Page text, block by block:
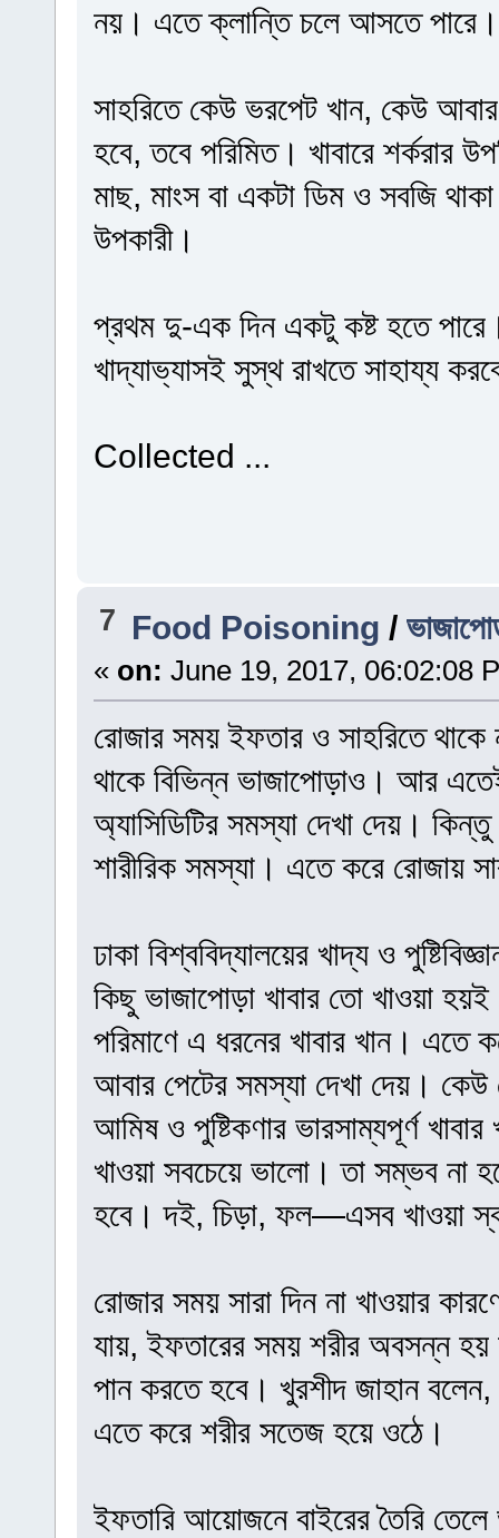
নয়। এতে ক্লান্তি চলে আসতে
সাহরিতে কেউ ভরপেট খান, কেউ
হবে, তবে পরিমিত। খাবারে শর্করার
মাছ, মাংস বা একটা ডিম ও সবজি
উপকারী।
প্রথম দু-এক দিন একটু কষ্ট হতে
খাদ্যাভ্যাসই সুস্থ রাখতে সাহায্য
Collected ...
7 Food Poisoning/
« on: June 19, 2017, 06:02:08
রোজার সময় ইফতার ও সাহরিতে থাকে
থাকে বিভিন্ন ভাজাপোড়াও। আর
অ্যাসিডিটির সমস্যা দেখা দেয়।
শারীরিক সমস্যা। এতে করে রোজায়
ঢাকা বিশ্ববিদ্যালয়ের খাদ্য ও
কিছু ভাজাপোড়া খাবার তো খাওয়া
পরিমাণে এ ধরনের খাবার খান। এতে
আবার পেটের সমস্যা দেখা দেয়।
আমিষ ও পুষ্টিকণার ভারসাম্যপূর্ণ
খাওয়া সবচেয়ে ভালো। তা সম্ভব না
হবে। দই, চিড়া, ফল—এসব খাওয়া
রোজার সময় সারা দিন না খাওয়ার
যায়, ইফতারের সময় শরীর অবসন্ন
পান করতে হবে। খুরশীদ জাহান
এতে করে শরীর সতেজ হয়ে ওঠে।
ইফতারি আয়োজনে বাইরের তৈরি